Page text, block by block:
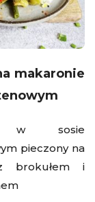
makaronie
w sosie
pieczony na
brokułem i